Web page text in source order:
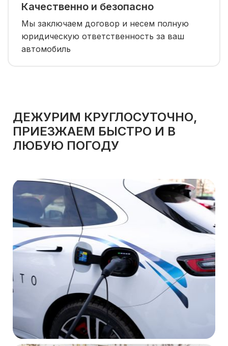
Качественно и безопасно
Мы заключаем договор и несем полную
юридическую ответственность за ваш
автомобиль
ДЕЖУРИМ КРУГЛОСУТОЧНО,
ПРИЕЗЖАЕМ БЫСТРО И В
ЛЮБУЮ ПОГОДУ